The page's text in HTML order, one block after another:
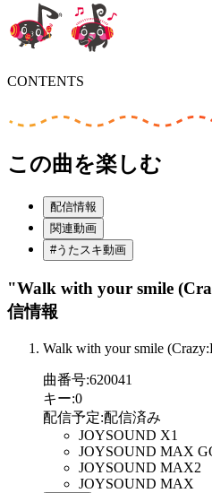
CONTENTS
この曲を楽しむ
配信情報
関連動画
#うたスキ動画
"Walk with your smile
信情報
Walk with your smile
曲番号:620041
キー:0
配信予定:配信済み
JOYSOUND X1
JOYSOUND MAX
JOYSOUND MAX2
JOYSOUND MAX